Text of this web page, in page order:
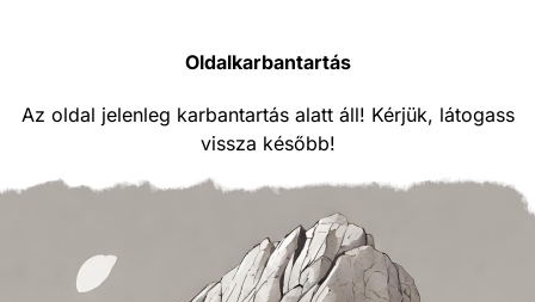
Oldalkarbantartás
Az oldal jelenleg karbantartás alatt áll! Kérjük, látogass
vissza később!